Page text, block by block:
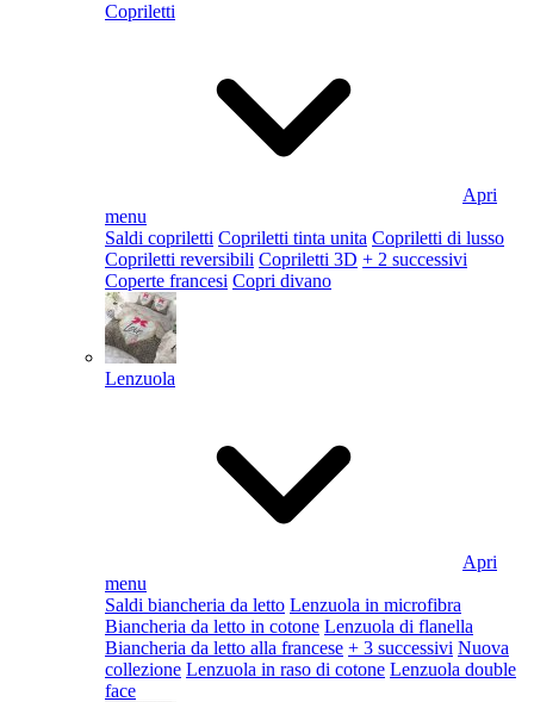
Copriletti
Apri
menu
Saldi copriletti Copriletti tinta unita Copriletti di lusso
Copriletti reversibili Copriletti 3D + 2 successivi
Coperte francesi Copri divano
Lenzuola
Apri
menu
Saldi biancheria da letto Lenzuola in microfibra
Biancheria da letto in cotone Lenzuola di flanella
Biancheria da letto alla francese + 3 successivi Nuova
collezione Lenzuola in raso di cotone Lenzuola double
face